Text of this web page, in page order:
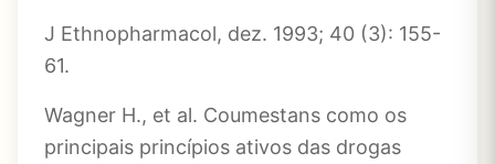
J Ethnopharmacol, dez. 1993; 40 (3): 155-
61.
Wagner H., et al. Coumestans como os
principais princípios ativos das drogas